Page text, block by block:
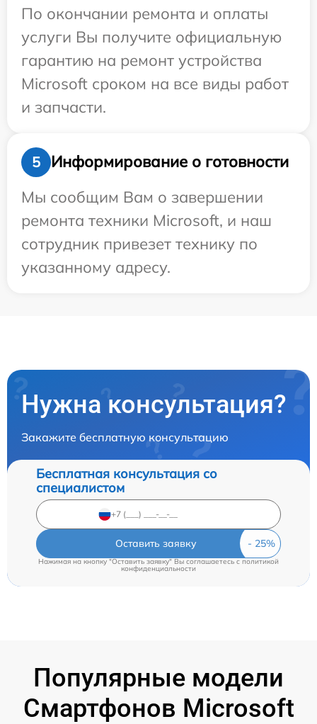
По окончании ремонта и оплаты
услуги Вы получите официальную
гарантию на ремонт устройства
Microsoft сроком на все виды работ
и запчасти.
5
Информирование о готовности
Мы сообщим Вам о завершении
ремонта техники Microsoft, и наш
сотрудник привезет технику по
указанному адресу.
Нужна консультация?
Закажите бесплатную консультацию
Бесплатная консультация со
специалистом
Оставить заявку
Нажимая на кнопку "Оставить заявку" Вы соглашаетесь cполитикой
конфиденциальности
Популярные модели
Смартфонов Microsoft